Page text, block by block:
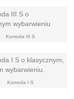
Komoda III S
Komoda I S